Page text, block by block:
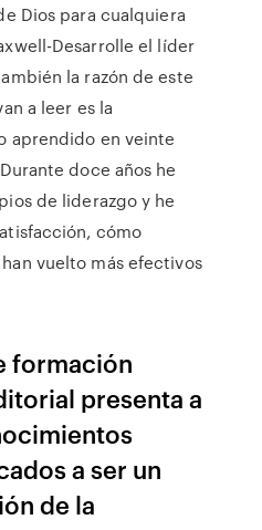
Dios para cualquiera
Desarrolle el líder
la razón de este
a leer es la
aprendido en veinte
doce años he
de liderazgo y he
cómo
vuelto más efectivos
formación
presenta a
a ser un
de la